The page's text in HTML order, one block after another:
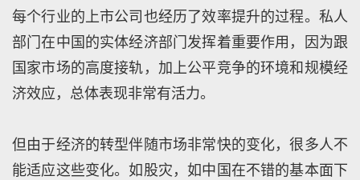
每个行业的上市公司也经历了效率提升的过程。私人
部门在中国的实体经济部门发挥着重要作用，因为跟
国家市场的高度接轨，加上公平竞争的环境和规模经
济效应，总体表现非常有活力。
但由于经济的转型伴随市场非常快的变化，很多人不
能适应这些变化。如股灾，如中国在不错的基本面下